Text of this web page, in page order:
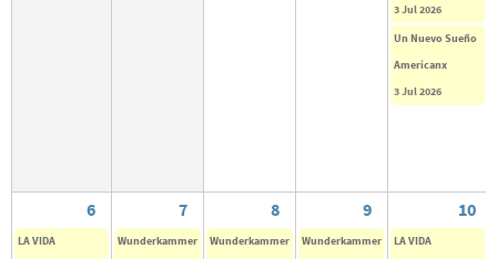
3 Jul 2026
Un Nuevo Sueño
Americanx
3 Jul 2026
6 7 8 9 10
LA VIDA
Wunderkammer
Wunderkammer
Wunderkammer
LA VIDA